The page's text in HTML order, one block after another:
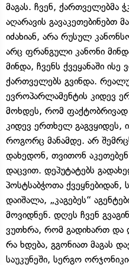
მაგას. ჩვენ, ქართველებმა
აღარავის გავაკეთებინებთ
იძახიან, არა რუსულ
არც ფრანგული კანონი
მინდა, ჩვენს ქვეყანაში
ქართველებს გვინდა.
ევროპარლამენტის კიდევ
მოხდეს, რომ ფაქტობრივად
კიდევ ერთხელ გაგვყიდეს,
როგორც მანამდე. არ
დახედონ, თვითონ
დაცვით. დეპუტატებს
პოსტსაბჭოთა ქვეყნებიდან,
დაიშალა, „კაგებეს“
მოვიდნენ. დღეს ჩვენ
ვუთხრა, რომ გადიხართ და
რა ხდება, გგონიათ მაგას
საუკუნეში, სერგო